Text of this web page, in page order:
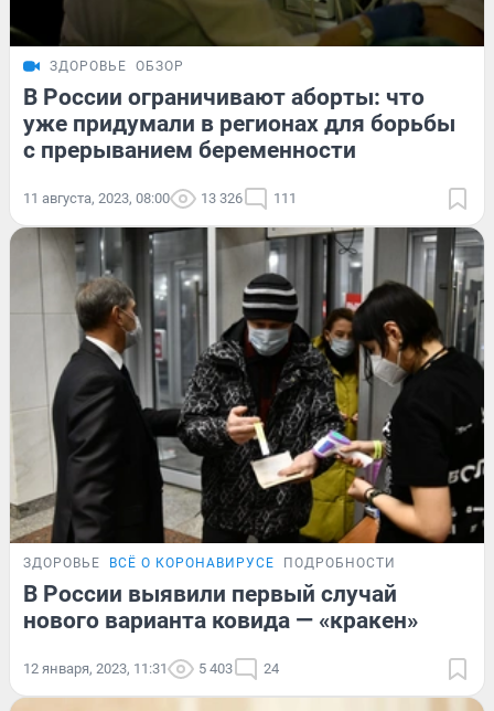
ЗДОРОВЬЕ ОБЗОР
В России ограничивают аборты: что
уже придумали в регионах для борьбы
с прерыванием беременности
11 августа, 2023, 08:00 13 326 111
ЗДОРОВЬЕ ВСЁ О КОРОНАВИРУСЕ ПОДРОБНОСТИ
В России выявили первый случай
нового варианта ковида — «кракен»
12 января, 2023, 11:31 5 403 24